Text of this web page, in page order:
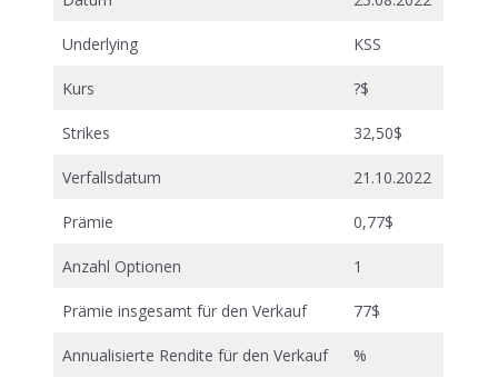
Underlying KSS
Kurs ?$
Strikes 32,50$
Verfallsdatum 21.10.2022
Prämie 0,77$
Anzahl Optionen 1
Prämie insgesamt für den Verkauf 77$
Annualisierte Rendite für den Verkauf %